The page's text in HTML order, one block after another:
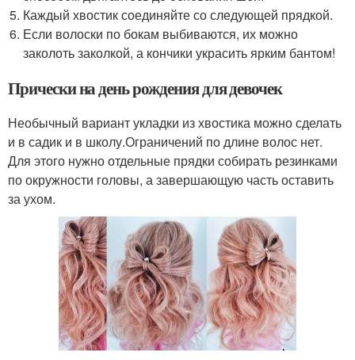
Каждый хвостик соединяйте со следующей прядкой.
Если волоски по бокам выбиваются, их можно
заколоть заколкой, а кончики украсить ярким бантом!
Прически на день рождения для девочек
Необычный вариант укладки из хвостика можно сделать
и в садик и в школу.Ограничений по длине волос нет.
Для этого нужно отдельные прядки собирать резинками
по окружности головы, а завершающую часть оставить
за ухом.